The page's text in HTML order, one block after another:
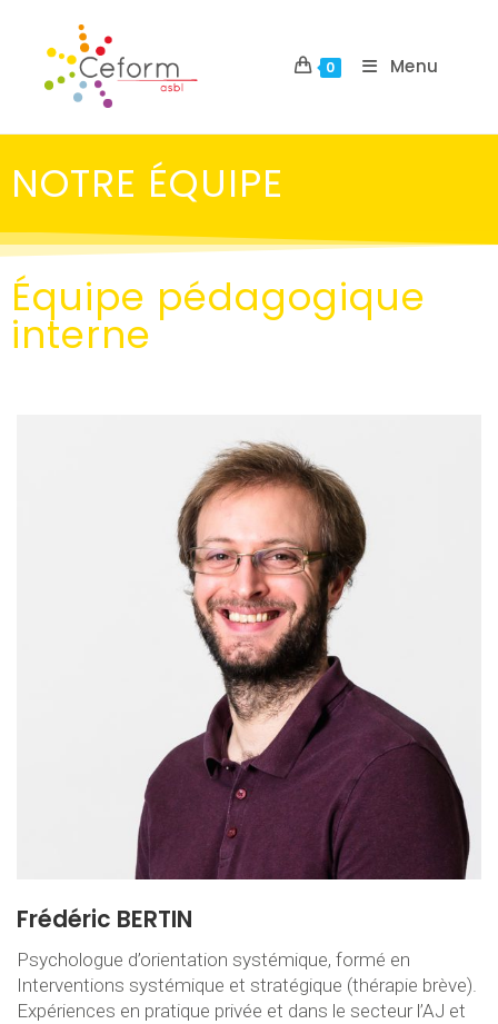
0 Menu
NOTRE ÉQUIPE
Équipe pédagogique
interne
Frédéric BERTIN
Psychologue d’orientation systémique, formé en
Interventions systémique et stratégique (thérapie brève).
Expériences en pratique privée et dans le secteur l’AJ et